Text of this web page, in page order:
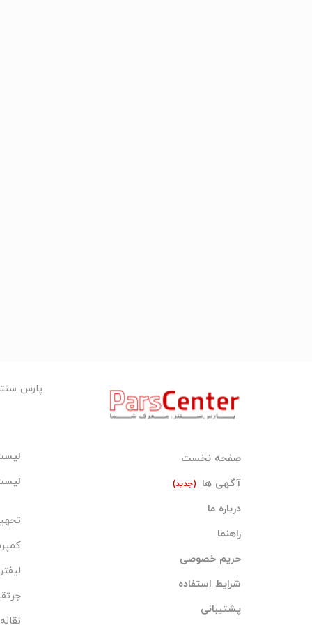
صفحه نخست
آگهی ها
(جدید)
درباره ما
راهنما
حریم خصوصی
شرایط استفاده
پشتیبانی
پارس
نقاله